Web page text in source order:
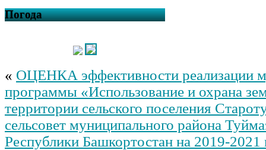
Погода
« ОЦЕНКА эффективности реализации
программы «Использование и охрана
территории сельского поселения
сельсовет муниципального района
Республики Башкортостан на 2019-2021